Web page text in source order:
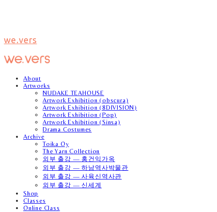
we.vers
About
Artworks
NUDAKE TEAHOUSE
Artwork Exhibition (obscura)
Artwork Exhibition (8DIVISION)
Artwork Exhibition (Pop)
Artwork Exhibition (Sinsa)
Drama Costumes
Archive
Toika Oy
The Yarn Collection
외부 출강 — 홍건익가옥
외부 출강 — 하남역사박물관
외부 출강 — 사육신역사관
외부 출강 — 신세계
Shop
Classes
Online Class